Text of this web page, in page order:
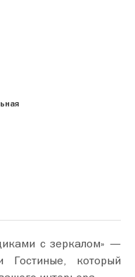
с зеркалом» —
Гостиные, который